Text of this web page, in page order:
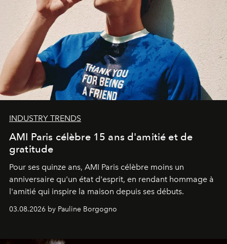
INDUSTRY TRENDS
AMI Paris célèbre 15 ans d'amitié et de
gratitude
Pour ses quinze ans, AMI Paris célèbre moins un
anniversaire qu'un état d'esprit, en rendant hommage à
l'amitié qui inspire la maison depuis ses débuts.
03.08.2026 by Pauline Borgogno